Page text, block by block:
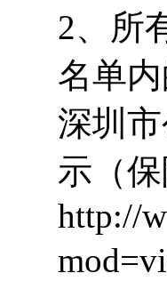
2、所
名单
深圳
示（
http://